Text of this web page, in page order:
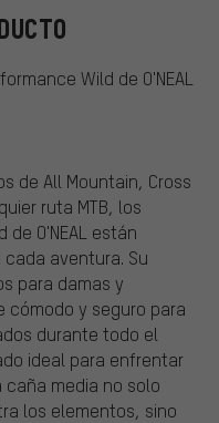
Wild de O'NEAL
de All Mountain, Cross
ruta MTB, los
de O'NEAL están
aventura. Su
para damas y
cómodo y seguro para
durante todo el
ideal para enfrentar
media no solo
los elementos, sino